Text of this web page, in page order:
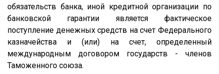
обязательств банка, иной кредитной организации по
банковской гарантии является фактическое
поступление денежных средств на счет Федерального
казначейства и (или) на счет, определенный
международным договором государств - членов
Таможенного союза.